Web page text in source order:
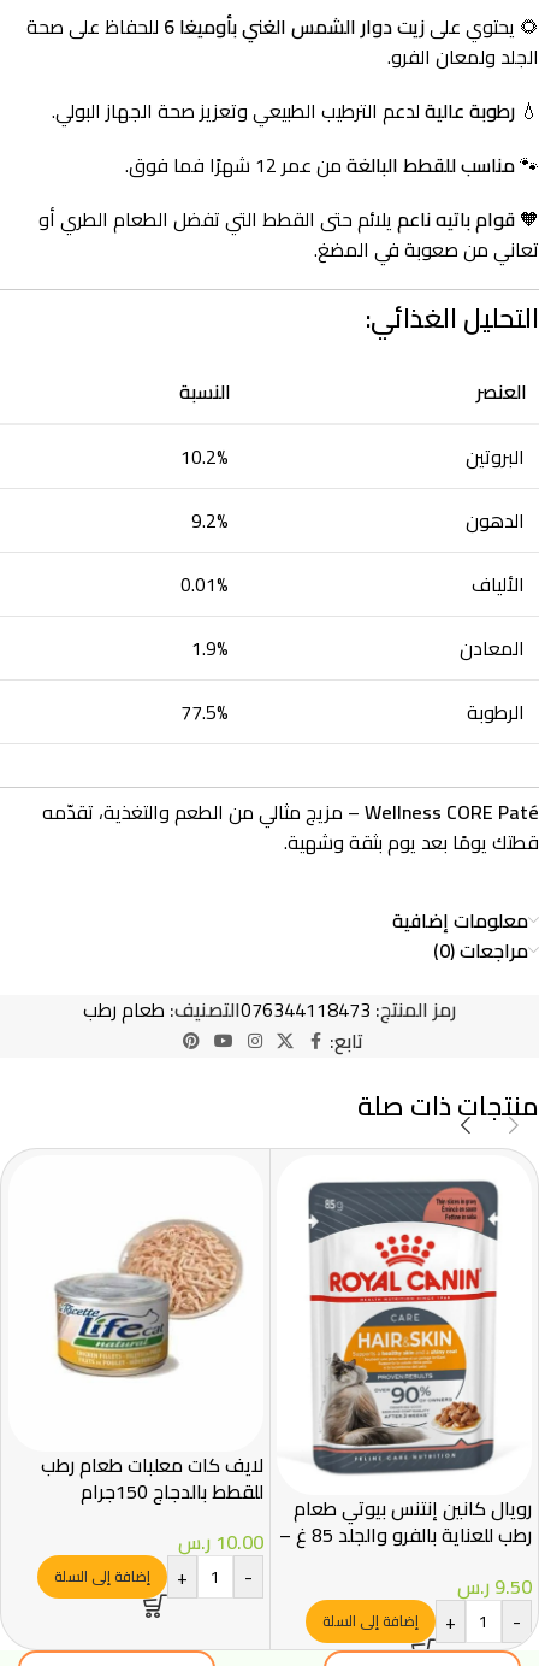
🌻 يحتوي علىزيت دوار الشمس الغني بأوميغا 6
للحفاظ على صحة
الجلد ولمعان الفرو.
💧 رطوبة عاليةلدعم الترطيب الطبيعي وتعزيز صحة الجهاز البولي.
🐾مناسب للقطط البالغةمن عمر 12 شهرًا فما فوق.
🧡قوام باتيه ناعم يلائم حتى القطط التي تفضل الطعام الطري أو
تعاني من صعوبة في المضغ.
التحليل الغذائي:
العنصر
النسبة
البروتين
10.2%
الدهون
9.2%
الألياف
0.01%
المعادن
1.9%
الرطوبة
77.5%
Wellness CORE Paté– مزيج مثالي من الطعم والتغذية، تقدّمه
قطتك يومًا بعد يوم بثقة وشهية.
معلومات إضافية
مراجعات (0)
رمز المنتج: 076344118473التصنيف: طعام رطب
تابع:
منتجات ذات صلة
رويال كانين إنتنس بيوتي طعام
رطب للعناية بالفرو والجلد 85 غ –
9.50ر.س
-
+ إضافة إلى السلة
لايف كات معلبات طعام رطب
للقطط بالدجاج 150جرام
10.00 ر.س
-
+ إضافة إلى السلة